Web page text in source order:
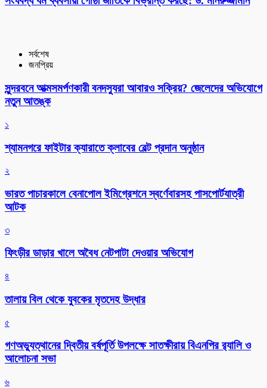
সর্বশেষ
জনপ্রিয়
সুন্দরবনে আত্মসমর্পণকারী বনদস্যুরা আবারও সক্রিয়? জেলেদের অভিযোগে
নতুন আতঙ্ক
১
শ্যামনগরে ফাইটার ক্যারাতে ক্লাবের বেল্ট প্রদান অনুষ্ঠান
২
ভারত পাচারকালে বেনাপোল ইমিগ্রেশনে স্বর্ণেবারসহ পাসপোর্টযাত্রী
আটক
৩
ফিংড়ীর ডাড়ার খালে অবৈধ নেটপাটা দেওয়ার অভিযোগ
৪
তালায় বিল থেকে যুবকের মৃতদেহ উদ্ধার
৫
গণঅভ্যুত্থানের দ্বিতীয় বর্ষপূর্তি উপলক্ষে সাতক্ষীরায় বিএনপির র‌্যালি ও
আলোচনা সভা
৬